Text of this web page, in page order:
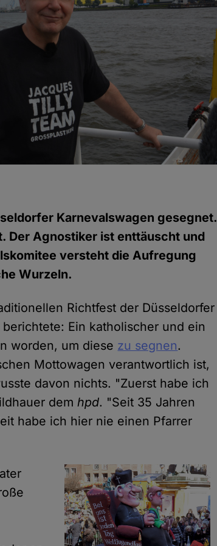
Karnevalswagen gesegnet.
Der Agnostiker ist enttäuscht und
versteht die Aufregung
Wurzeln.
Richtfest der Düsseldorfer
berichtete: Ein katholischer und ein
worden, um diese zu segnen.
Mottowagen verantwortlich ist,
davon nichts. "Zuerst habe ich
demhpd. "Seit 35 Jahren
habe ich hier nie einen Pfarrer